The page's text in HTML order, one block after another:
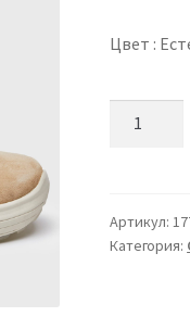
Цвет :
MULE
Артикул:
Категория: